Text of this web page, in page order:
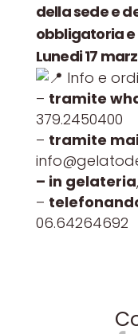
della sede e
obbligatoria e
Lunedi 17
Info e
– tramite
379.2450400
– tramite
– in gelateria
–
06.64264692